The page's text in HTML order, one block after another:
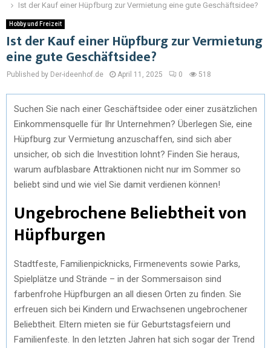
Ist der Kauf einer Hüpfburg zur Vermietung eine gute Geschäftsidee?
Hobby und Freizeit
Ist der Kauf einer Hüpfburg zur Vermietung
eine gute Geschäftsidee?
Published by Der-ideenhof.de April 11, 2025 0 518
Suchen Sie nach einer Geschäftsidee oder einer zusätzlichen
Einkommensquelle für Ihr Unternehmen? Überlegen Sie, eine
Hüpfburg zur Vermietung anzuschaffen, sind sich aber
unsicher, ob sich die Investition lohnt? Finden Sie heraus,
warum aufblasbare Attraktionen nicht nur im Sommer so
beliebt sind und wie viel Sie damit verdienen können!
Ungebrochene Beliebtheit von
Hüpfburgen
Stadtfeste, Familienpicknicks, Firmenevents sowie Parks,
Spielplätze und Strände – in der Sommersaison sind
farbenfrohe Hüpfburgen an all diesen Orten zu finden. Sie
erfreuen sich bei Kindern und Erwachsenen ungebrochener
Beliebtheit. Eltern mieten sie für Geburtstagsfeiern und
Familienfeste. In den letzten Jahren hat sich sogar der Trend